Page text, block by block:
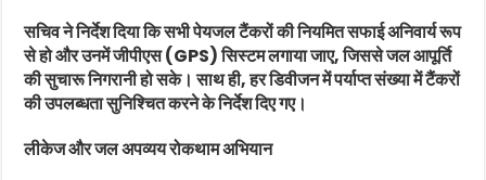
सचिव ने निर्देश दिया कि सभी पेयजल टैंकरों की नियमित सफाई अनिवार्य रूप
से हो और उनमें जीपीएस (GPS) सिस्टम लगाया जाए, जिससे जल आपूर्ति
की सुचारू निगरानी हो सके। साथ ही, हर डिवीजन में पर्याप्त संख्या में टैंकरों
की उपलब्धता सुनिश्चित करने के निर्देश दिए गए।
लीकेज और जल अपव्यय रोकथाम अभियान